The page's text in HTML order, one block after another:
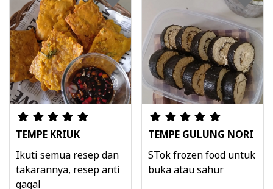
TEMPE KRIUK
Ikuti semua resep dan
takarannya, resep anti
gagal
TEMPE GULUNG NORI
STok frozen food untuk
buka atau sahur